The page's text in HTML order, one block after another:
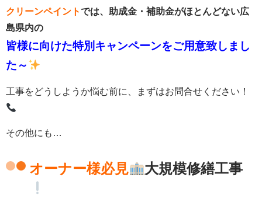
クリーンペイントでは、助成金・補助金がほとんどない広
島県内の
皆様に向けた特別キャンペーンをご用意致しまし
た～
工事をどうしようか悩む前に、まずはお問合せください！
その他にも…
オーナー様必見 大規模修繕工事